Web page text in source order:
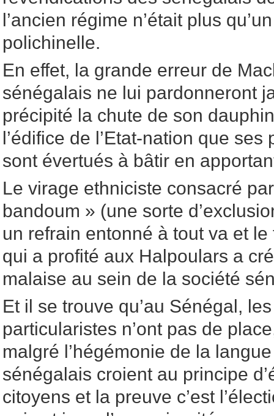
l’ancien régime n’était plus
polichinelle.
En effet, la grande erreur de
sénégalais ne lui pardonneront
précipité la chute de son
l’édifice de l’Etat-nation que
sont évertués à bâtir en
Le virage ethniciste consacré
bandoum » (une sorte
un refrain entonné à tout va et
qui a profité aux Halpoulars a
malaise au sein de la société
Et il se trouve qu’au Sénégal,
particularistes n’ont pas de
malgré l’hégémonie de la
sénégalais croient au principe
citoyens et la preuve c’est